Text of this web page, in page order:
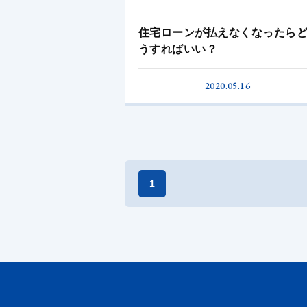
住宅ローンが払えなくなったら
うすればいい？
2020.05.16
1